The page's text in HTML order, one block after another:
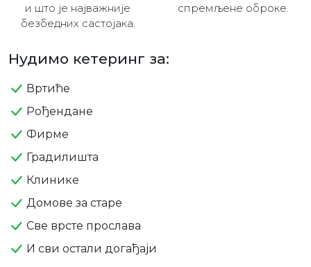
и што је најважније
безбедних састојака.
спремљене оброке.
Нудимо кетеринг за:
Вртиће
Рођендане
Фирме
Градилишта
Клинике
Домове за старе
Све врсте прослава
И сви остали догађаји